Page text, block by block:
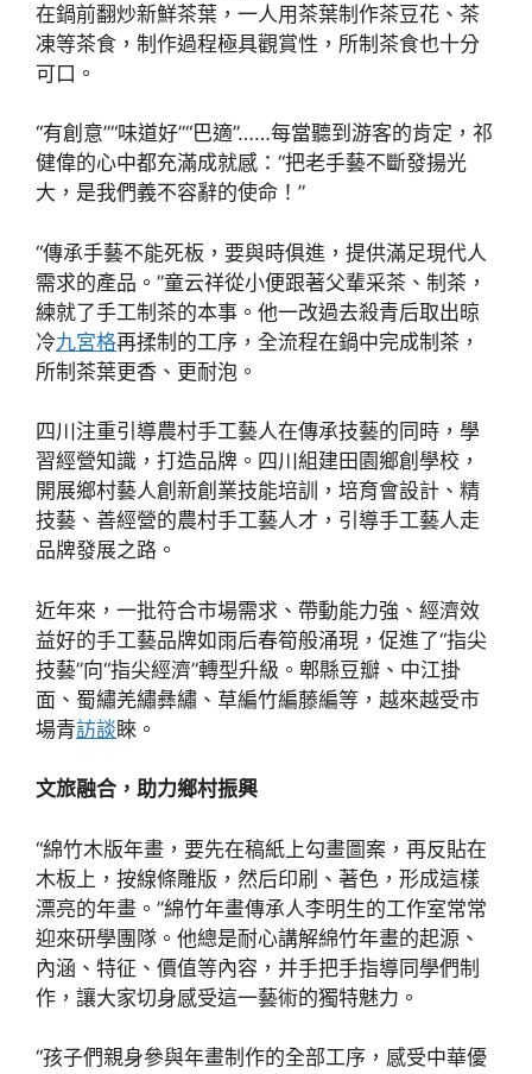
在鍋前翻炒新鮮茶葉，一人用茶葉制作茶豆花、茶
凍等茶食，制作過程極具觀賞性，所制茶食也十分
可口。
“有創意”“味道好”“巴適”……每當聽到游客的肯定，祁
健偉的心中都充滿成就感：“把老手藝不斷發揚光
大，是我們義不容辭的使命！”
“傳承手藝不能死板，要與時俱進，提供滿足現代人
需求的產品。”童云祥從小便跟著父輩采茶、制茶，
練就了手工制茶的本事。他一改過去殺青后取出晾
冷九宮格再揉制的工序，全流程在鍋中完成制茶，
所制茶葉更香、更耐泡。
四川注重引導農村手工藝人在傳承技藝的同時，學
習經營知識，打造品牌。四川組建田園鄉創學校，
開展鄉村藝人創新創業技能培訓，培育會設計、精
技藝、善經營的農村手工藝人才，引導手工藝人走
品牌發展之路。
近年來，一批符合市場需求、帶動能力強、經濟效
益好的手工藝品牌如雨后春筍般涌現，促進了“指尖
技藝”向“指尖經濟”轉型升級。郫縣豆瓣、中江掛
面、蜀繡羌繡彝繡、草編竹編藤編等，越來越受市
場青訪談睞。
文旅融合，助力鄉村振興
“綿竹木版年畫，要先在稿紙上勾畫圖案，再反貼在
木板上，按線條雕版，然后印刷、著色，形成這樣
漂亮的年畫。”綿竹年畫傳承人李明生的工作室常常
迎來研學團隊。他總是耐心講解綿竹年畫的起源、
內涵、特征、價值等內容，并手把手指導同學們制
作，讓大家切身感受這一藝術的獨特魅力。
“孩子們親身參與年畫制作的全部工序，感受中華優